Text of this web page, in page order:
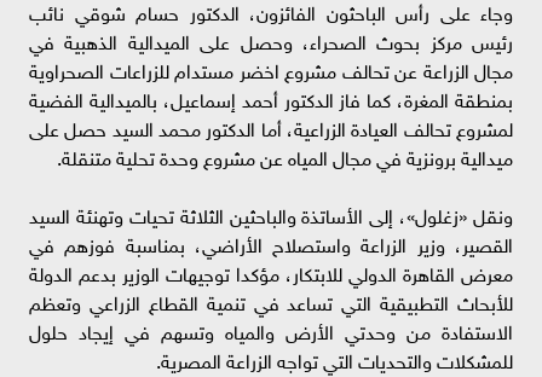
وجاء على رأس الباحثون الفائزون، الدكتور حسام شوقي نائب
رئيس مركز بحوث الصحراء، وحصل على الميدالية الذهبية في
مجال الزراعة عن تحالف مشروع اخضر مستدام للزراعات الصحراوية
بمنطقة المغرة، كما فاز الدكتور أحمد إسماعيل، بالميدالية الفضية
لمشروع تحالف العيادة الزراعية، أما الدكتور محمد السيد حصل على
ميدالية برونزية في مجال المياه عن مشروع وحدة تحلية متنقلة.
ونقل «زغلول»، إلى الأساتذة والباحثين الثلاثة تحيات وتهنئة السيد
القصير، وزير الزراعة واستصلاح الأراضي، بمناسبة فوزهم في
معرض القاهرة الدولي للابتكار، مؤكدا توجيهات الوزير بدعم الدولة
للأبحاث التطبيقية التي تساعد في تنمية القطاع الزراعي وتعظم
الاستفادة من وحدتي الأرض والمياه وتسهم في إيجاد حلول
للمشكلات والتحديات التي تواجه الزراعة المصرية.